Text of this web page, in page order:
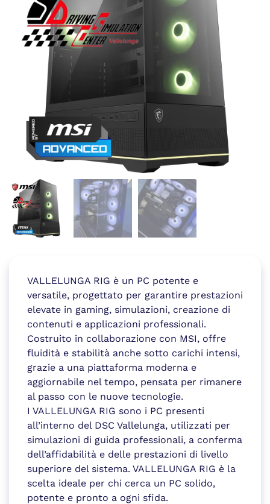
VALLELUNGA RIG è un PC potente e
versatile, progettato per garantire prestazioni
elevate in gaming, simulazioni, creazione di
contenuti e applicazioni professionali.
Costruito in collaborazione con MSI, offre
fluidità e stabilità anche sotto carichi intensi,
grazie a una piattaforma moderna e
aggiornabile nel tempo, pensata per rimanere
al passo con le nuove tecnologie.
I VALLELUNGA RIG sono i PC presenti
all’interno del DSC Vallelunga, utilizzati per
simulazioni di guida professionali, a conferma
dell’affidabilità e delle prestazioni di livello
superiore del sistema. VALLELUNGA RIG è la
scelta ideale per chi cerca un PC solido,
potente e pronto a ogni sfida.